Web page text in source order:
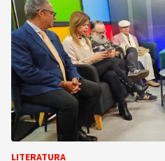
LITERATURA